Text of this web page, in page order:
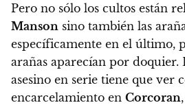
Pero no sólo los cultos están
Manson sino también las
específicamente en el último,
arañas aparecían por doquier.
asesino en serie tiene que ver
encarcelamiento en Corcoran,